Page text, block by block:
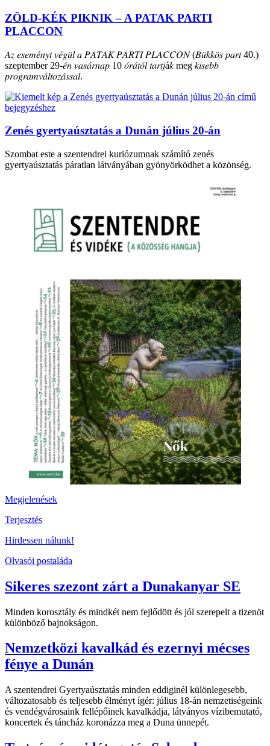
ZÖLD-KÉK PIKNIK – A PATAK PARTI
PLACCON
𝐴𝑧 𝑒𝑠𝑒𝑚𝑒́𝑛𝑦𝑡 𝑣𝑒́𝑔𝑢̈𝑙 𝑎 𝑃𝐴𝑇𝐴𝐾 𝑃𝐴𝑅𝑇𝐼 𝑃𝐿𝐴𝐶𝐶𝑂𝑁 (𝐵𝑢̈𝑘𝑘𝑜̈𝑠 𝑝𝑎𝑟𝑡 40.)
szeptember 29-𝑒́𝑛 𝑣𝑎𝑠𝑎́𝑟𝑛𝑎𝑝 10 𝑜́𝑟𝑎́𝑡𝑜́𝑙 𝑡𝑎𝑟𝑡𝑗á𝑘 meg 𝑘𝑖𝑠𝑒𝑏𝑏
𝑝𝑟𝑜𝑔𝑟𝑎𝑚𝑣𝑎́𝑙𝑡𝑜𝑧𝑎́𝑠𝑠𝑎𝑙.
Zenés gyertyaúsztatás a Dunán július 20-án
Szombat este a szentendrei kuriózumnak számító zenés
gyertyaúsztatás páratlan látványában gyönyörködhet a közönség.
Megjelenések
Terjesztés
Hirdessen nálunk!
Olvasói postaláda
Sikeres szezont zárt a Dunakanyar SE
Minden korosztály és mindkét nem fejlődött és jól szerepelt a tizenöt
különböző bajnokságon.
Nemzetközi kavalkád és ezernyi mécses
fénye a Dunán
A szentendrei Gyertyaúsztatás minden eddiginél különlegesebb,
változatosabb és teljesebb élményt ígér: július 18-án nemzetiségeink
és vendégvárosaink fellépőinek kavalkádja, látványos vízibemutató,
koncertek és táncház koronázza meg a Duna ünnepét.